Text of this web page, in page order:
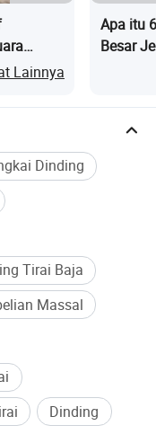
luar
digunakan
Lainnya
Apa itu
Besar
Dinding
Tirai Baja
Massal
Dinding